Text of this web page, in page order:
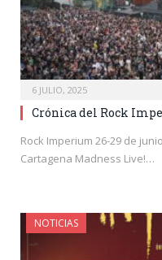
6 JULIO, 2025
Crónica del Rock
Rock Imperium 26-29 de
Cartagena Madness Live!…
NOTICIAS